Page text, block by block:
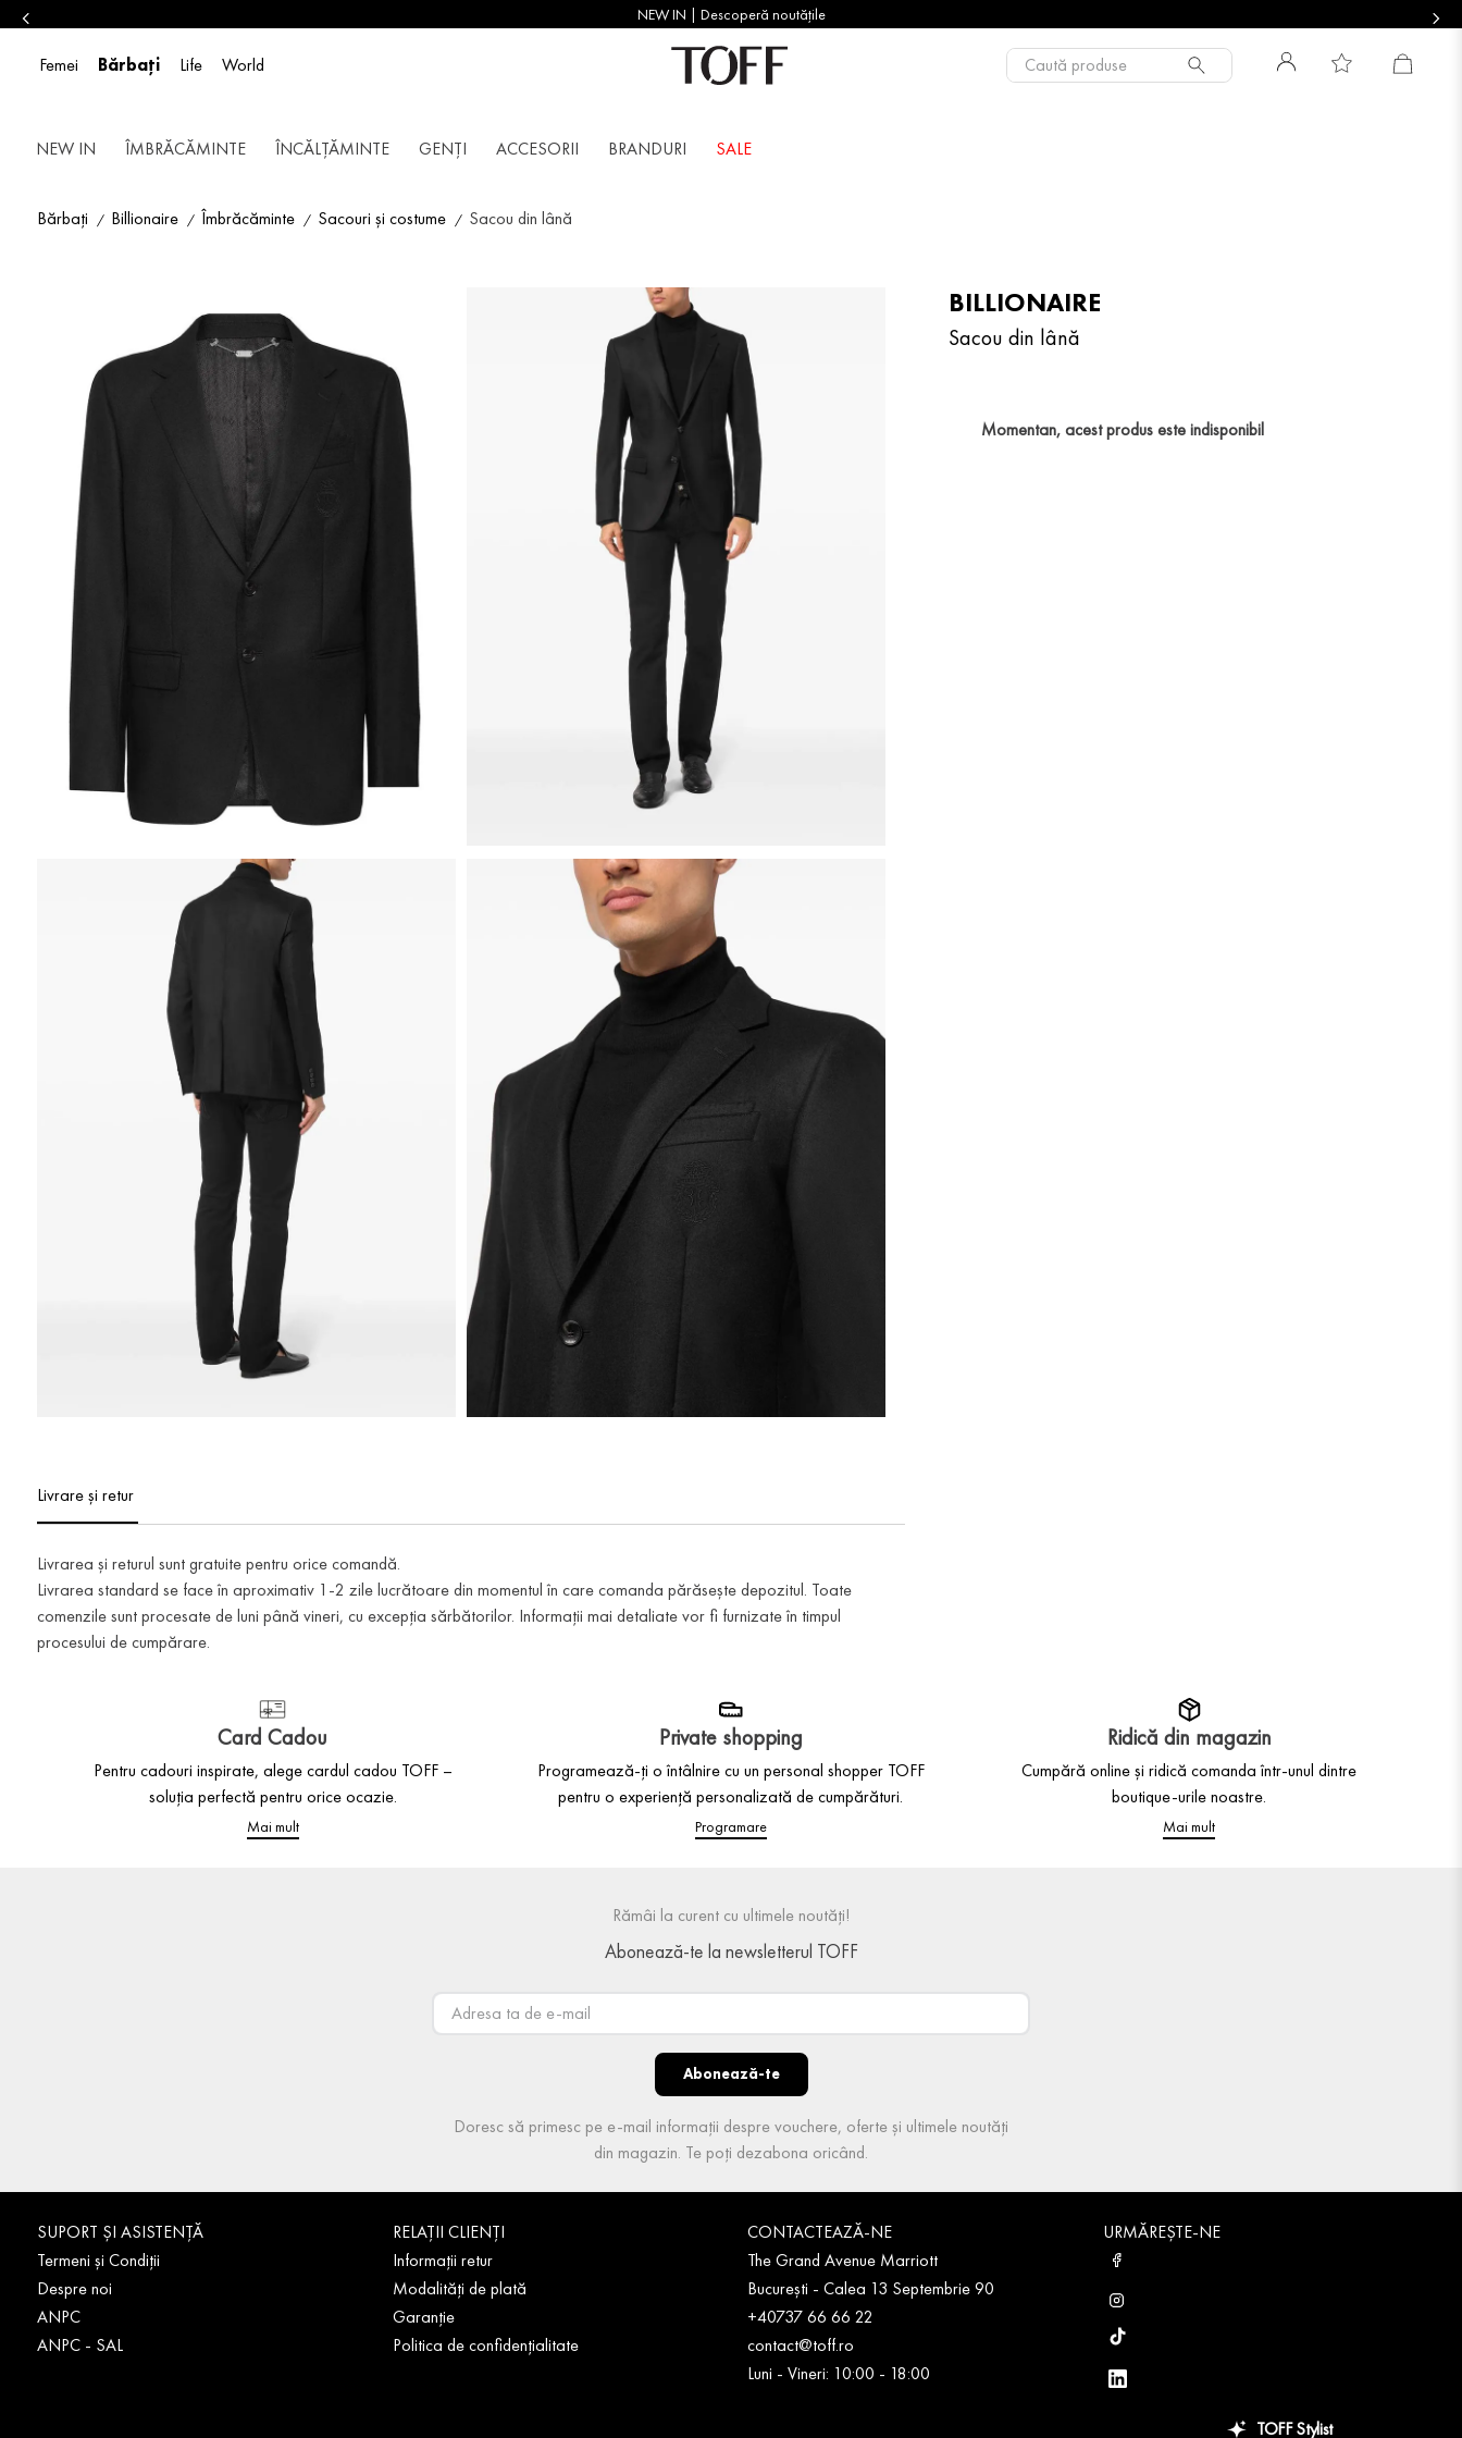
NEW IN | Descoperă noutățile
Femei Bărbați Life World Caută produse
NEW IN ÎMBRĂCĂMINTE ÎNCĂLȚĂMINTE GENȚI ACCESORII BRANDURI SALE
Bărbați Billionaire Îmbrăcăminte Sacouri și costume Sacou din lână
BILLIONAIRE
Sacou din lână
Momentan, acest produs este indisponibil
Livrare și retur
Livrarea și returul sunt gratuite pentru orice comandă.
Livrarea standard se face în aproximativ 1-2 zile lucrătoare din momentul în care comanda părăsește depozitul. Toate
comenzile sunt procesate de luni până vineri, cu excepția sărbătorilor. Informații mai detaliate vor fi furnizate în timpul
procesului de cumpărare.
Card Cadou
Pentru cadouri inspirate, alege cardul cadou TOFF –
soluția perfectă pentru orice ocazie.
Mai mult
Private shopping
Programează-ți o întâlnire cu un personal shopper TOFF
pentru o experiență personalizată de cumpărături.
Programare
Ridică din magazin
Cumpără online și ridică comanda într-unul dintre
boutique-urile noastre.
Mai mult
Rămâi la curent cu ultimele noutăți!
Abonează-te la newsletterul TOFF
Abonează-te
Doresc să primesc pe e-mail informații despre vouchere, oferte și ultimele noutăți
din magazin. Te poți dezabona oricând.
SUPORT ȘI ASISTENȚĂ
Termeni și Condiții
Despre noi
ANPC
ANPC - SAL
RELAȚII CLIENȚI
Informații retur
Modalități de plată
Garanție
Politica de confidențialitate
CONTACTEAZĂ-NE
The Grand Avenue Marriott
București - Calea 13 Septembrie 90
+40737 66 66 22
contact@toff.ro
Luni - Vineri: 10:00 - 18:00
URMĂREȘTE-NE
TOFF Stylist